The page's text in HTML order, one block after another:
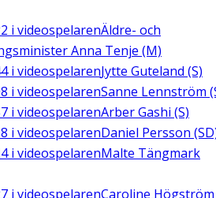
i videospelarenÄldre- och
Anna Tenje (M)
i videospelarenJytte Guteland (S)
i videospelarenSanne Lennström
i videospelarenArber Gashi (S)
i videospelarenDaniel Persson
i videospelarenMalte Tängmark
i videospelarenCaroline Högström